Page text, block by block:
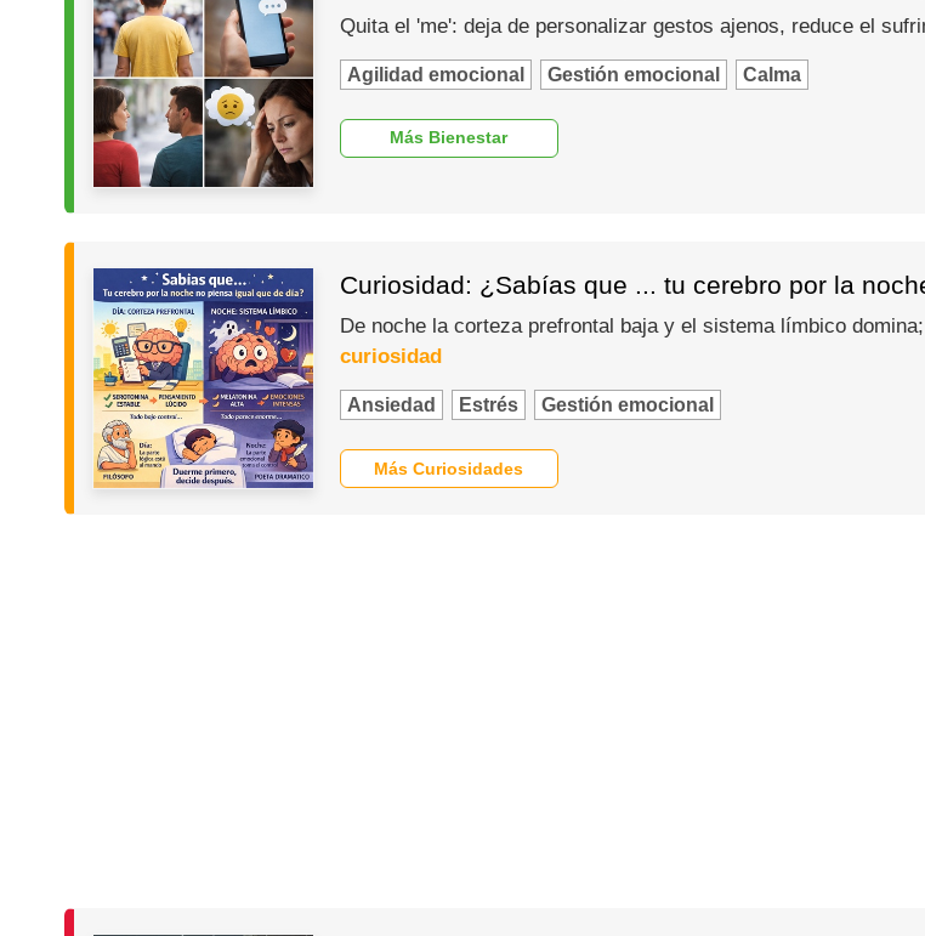
Quita el 'me': deja de personalizar gestos ajenos, reduce el
Agilidad emocional Gestión emocional Calma
Más Bienestar
Curiosidad: ¿Sabías que ... tu cerebro por la
De noche la corteza prefrontal baja y el sistema límbico
curiosidad
Ansiedad Estrés Gestión emocional
Más Curiosidades